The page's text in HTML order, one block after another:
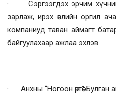
· Сэргээгдэх эрчим
зарлаж, ирэх өвлийн оргил
компаниуд таван аймагт
байгуулахаар ажлаа эхлэв.
· Анхны “Ногоон өртөө” Булган